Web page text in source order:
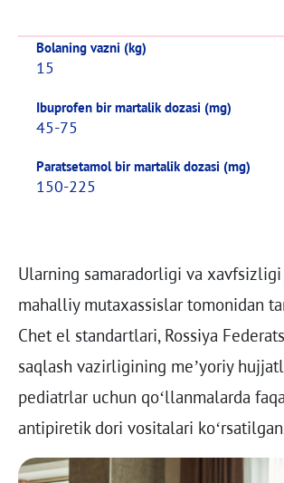
Bolaning vazni (kg)
15
Ibuprofen bir martalik dozasi (mg)
45-75
Paratsetamol bir martalik dozasi (mg)
150-225
Ularning samaradorligi va
mahalliy mutaxassislar tomonidan
Chet el standartlari, Rossiya
saqlash vazirligining me’yoriy
pediatrlar uchun qo‘llanmalarda
antipiretik dori vositalari